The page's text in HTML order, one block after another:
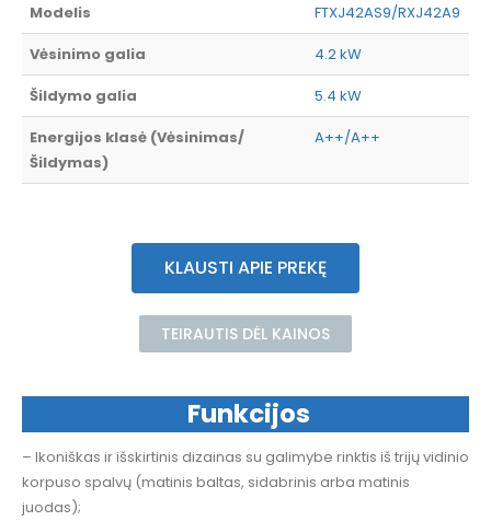
Modelis
FTXJ42AS9/RXJ42A9
Vėsinimo galia
4.2 kW
Šildymo galia
5.4 kW
Energijos klasė (Vėsinimas/
Šildymas)
A++/A++
KLAUSTI APIE PREKĘ
TEIRAUTIS DĖL KAINOS
Funkcijos
– Ikoniškas ir išskirtinis dizainas su galimybe rinktis iš trijų vidinio
korpuso spalvų (matinis baltas, sidabrinis arba matinis
juodas);